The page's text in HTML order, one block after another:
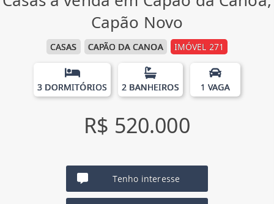
Capão Novo
CASAS CAPÃO DA CANOA IMÓVEL 271
3 DORMITÓRIOS 2 BANHEIROS 1 VAGA
R$ 520.000
Tenho interesse